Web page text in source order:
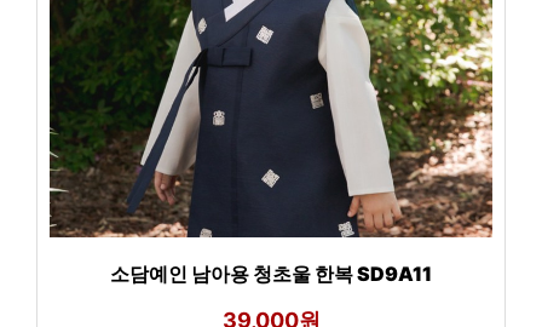
소담예인 남아용 청초울 한복 SD9A11
39,000원